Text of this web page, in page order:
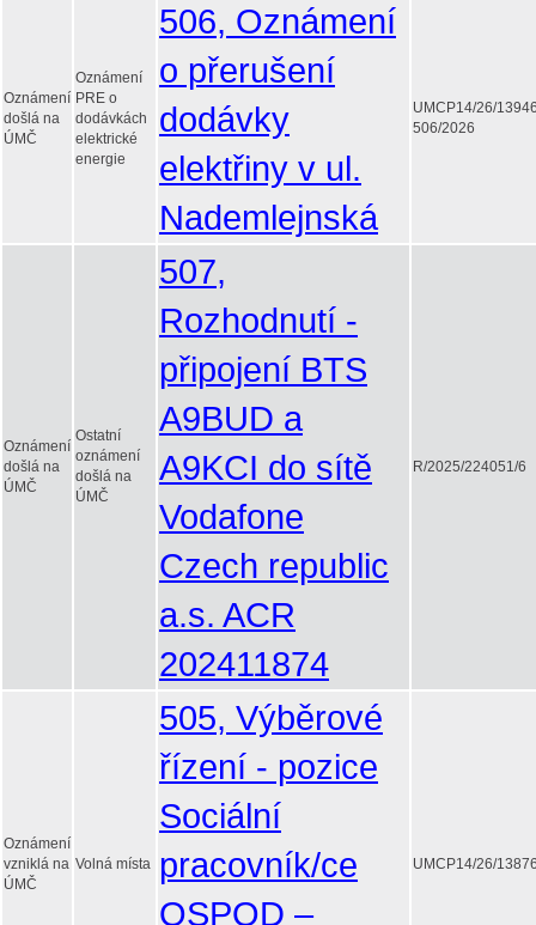
Oznámení
došlá na
ÚMČ
Oznámení
PRE o
dodávkách
elektrické
energie
506, Oznámení
o přerušení
dodávky
elektřiny v ul.
Nademlejnská
UMCP14/26/
506/2026
Oznámení
došlá na
ÚMČ
Ostatní
oznámení
došlá na
ÚMČ
507,
Rozhodnutí -
připojení BTS
A9BUD a
A9KCI do sítě
Vodafone
Czech republic
a.s. ACR
202411874
R/2025/224051/6
Oznámení
vzniklá na
ÚMČ
Volná místa
505, Výběrové
řízení - pozice
Sociální
pracovník/ce
OSPOD –
UMCP14/26/